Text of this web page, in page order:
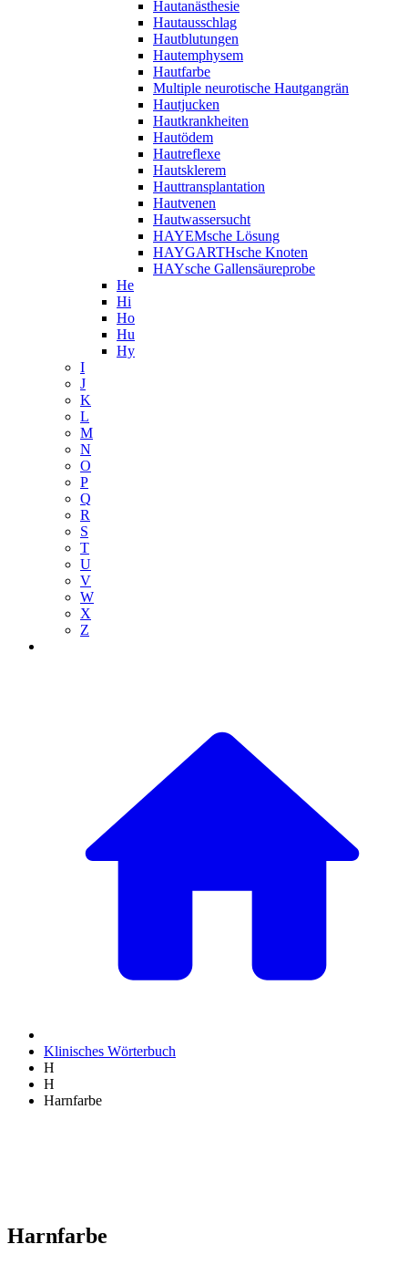
Hautanästhesie
Hautausschlag
Hautblutungen
Hautemphysem
Hautfarbe
Multiple neurotische Hautgangrän
Hautjucken
Hautkrankheiten
Hautödem
Hautreflexe
Hautsklerem
Hauttransplantation
Hautvenen
Hautwassersucht
HAYEMsche Lösung
HAYGARTHsche Knoten
HAYsche Gallensäureprobe
He
Hi
Ho
Hu
Hy
I
J
K
L
M
N
O
P
Q
R
S
T
U
V
W
X
Z
Klinisches Wörterbuch
H
H
Harnfarbe
Harnfarbe